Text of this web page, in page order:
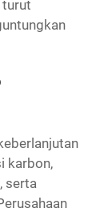
turut
karbon,
serta